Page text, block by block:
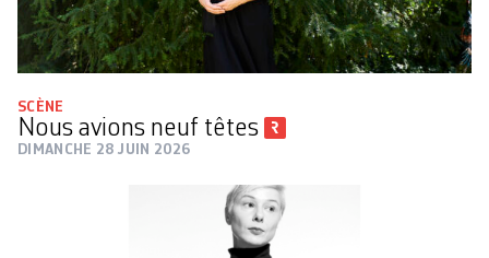
SCÈNE
Nous avions neuf têtes
DIMANCHE 28 JUIN 2026